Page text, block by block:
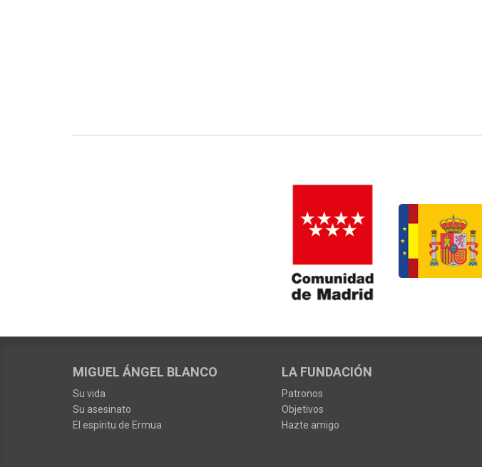
MIGUEL ÁNGEL BLANCO
Su vida
Su asesinato
El espíritu de Ermua
LA FUNDACIÓN
Patronos
Objetivos
Hazte amigo